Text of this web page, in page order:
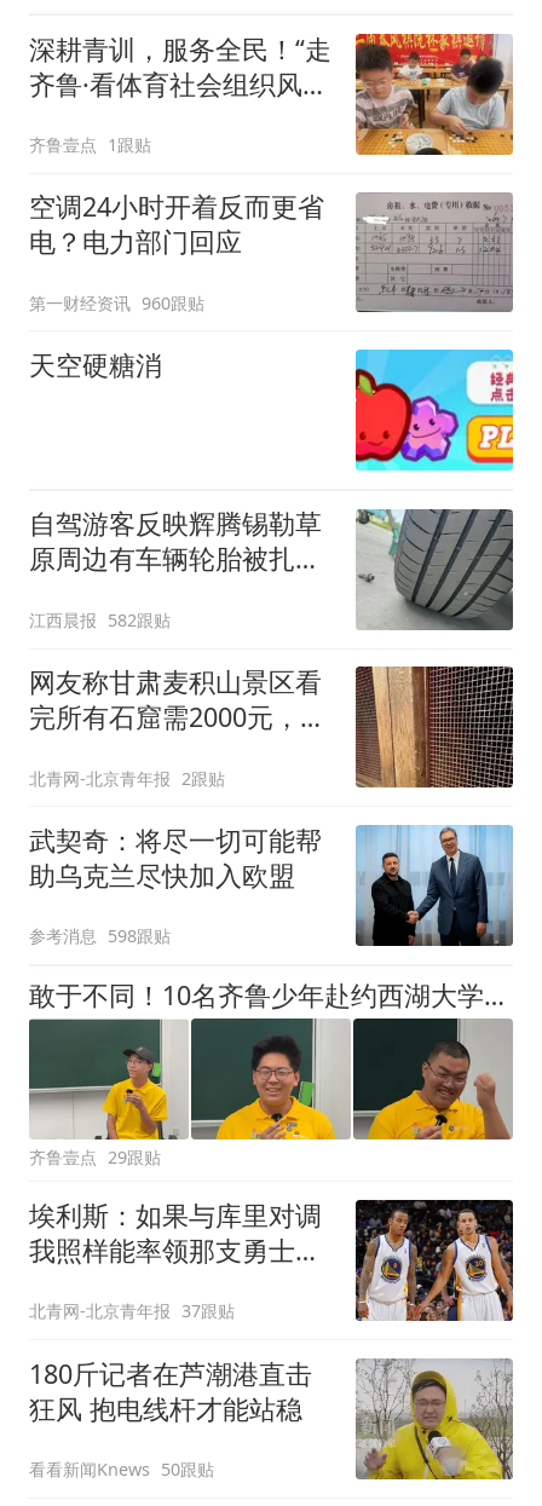
深耕青训，服务全民！“走
齐鲁·看体育社会组织风
齐鲁壹点 1跟贴
空调24小时开着反而更省
电？电力部门回应
第一财经资讯 960跟贴
天空硬糖消
自驾游客反映辉腾锡勒草
原周边有车辆轮胎被扎，
元，官方发布情况通报
江西晨报 582跟贴
网友称甘肃麦积山景区看
完所有石窟需2000元，景
护，游客可按需买
北青网-北京青年报 2跟贴
武契奇：将尽一切可能帮
助乌克兰尽快加入欧盟
参考消息 598跟贴
敢于不同！10名齐鲁少年赴约西湖大学！他们是谁？为何而选？
齐鲁壹点 29跟贴
埃利斯：如果与库里对调
我照样能率领那支勇士取
北青网-北京青年报 37跟贴
180斤记者在芦潮港直击
狂风 抱电线杆才能站稳
看看新闻Knews 50跟贴